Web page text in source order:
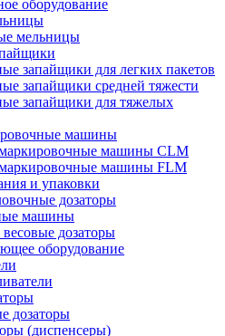
оборудование
мельницы
запайщики для легких пакетов
запайщики средней тяжести
запайщики для тяжелых
машины
машины CLM
машины FLM
и упаковки
дозаторы
машины
дозаторы
оборудование
дозаторы
(диспенсеры)